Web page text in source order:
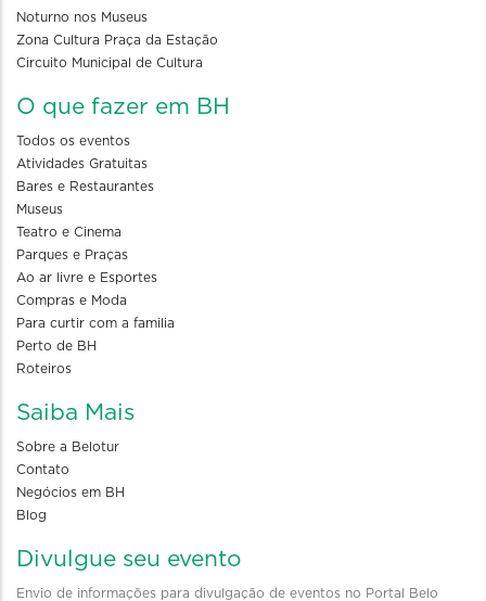
Noturno nos Museus
Zona Cultura Praça da Estação
Circuito Municipal de Cultura
O que fazer em BH
Todos os eventos
Atividades Gratuitas
Bares e Restaurantes
Museus
Teatro e Cinema
Parques e Praças
Ao ar livre e Esportes
Compras e Moda
Para curtir com a familia
Perto de BH
Roteiros
Saiba Mais
Sobre a Belotur
Contato
Negócios em BH
Blog
Divulgue seu evento
Envio de informações para divulgação de eventos no Portal Belo